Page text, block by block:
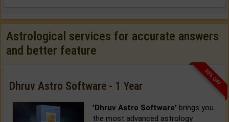
Astrological services for accurate answers
and better feature
33% OFF
Dhruv Astro Software - 1 Year
'Dhruv Astro Software' brings you
the most advanced astrology